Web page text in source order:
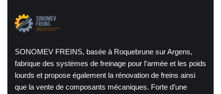
SONOMEV FREINS, basée à Roquebrune sur Argens,
fabrique des systèmes de freinage pour l’armée et les poids
lourds et propose également la rénovation de freins ainsi
que la vente de composants mécaniques. Forte d’une